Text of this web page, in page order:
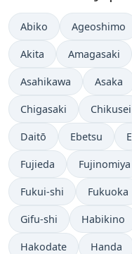
Abiko Ageoshimo
Akita Amagasaki
Asahikawa Asaka
Chigasaki Chikusei
Daitō Ebetsu
Fujieda Fujinomiya
Fukui-shi Fukuoka
Gifu-shi Habikino
Hakodate Handa